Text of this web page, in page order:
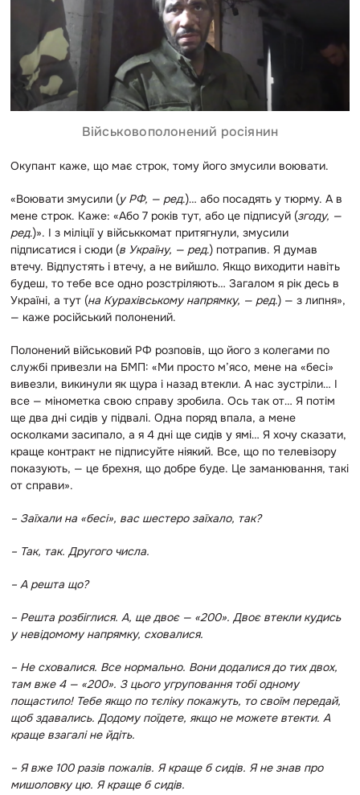
Військовополонений росіянин
Окупант каже, що має строк, тому його змусили воювати.
«Воювати змусили (у РФ, — ред.)… або посадять у тюрму. А в
мене строк. Каже: «Або 7 років тут, або це підписуй (згоду, —
ред.)». І з міліції у військкомат притягнули, змусили
підписатися і сюди (в Україну, — ред.) потрапив. Я думав
втечу. Відпустять і втечу, а не вийшло. Якщо виходити навіть
будеш, то тебе все одно розстріляють… Загалом я рік десь в
Україні, а тут (на Курахівському напрямку, — ред.) — з липня»,
— каже російський полонений.
Полонений військовий РФ розповів, що його з колегами по
службі привезли на БМП: «Ми просто м’ясо, мене на «бесі»
вивезли, викинули як щура і назад втекли. А нас зустріли… І
все — мінометка свою справу зробила. Ось так от… Я потім
ще два дні сидів у підвалі. Одна поряд впала, а мене
осколками засипало, а я 4 дні ще сидів у ямі… Я хочу сказати,
краще контракт не підписуйте ніякий. Все, що по телевізору
показують, — це брехня, що добре буде. Це заманювання, такі
от справи».
– Заїхали на «бесі», вас шестеро заїхало, так?
– Так, так. Другого числа.
– А решта що?
– Решта розбіглися. А, ще двоє — «200». Двоє втекли кудись
у невідомому напрямку, сховалися.
– Не сховалися. Все нормально. Вони додалися до тих двох,
там вже 4 — «200». З цього угруповання тобі одному
пощастило! Тебе якщо по тєліку покажуть, то своїм передай,
щоб здавались. Додому поїдете, якщо не можете втекти. А
краще взагалі не йдіть.
– Я вже 100 разів пожалів. Я краще б сидів. Я не знав про
мишоловку цю. Я краще б сидів.